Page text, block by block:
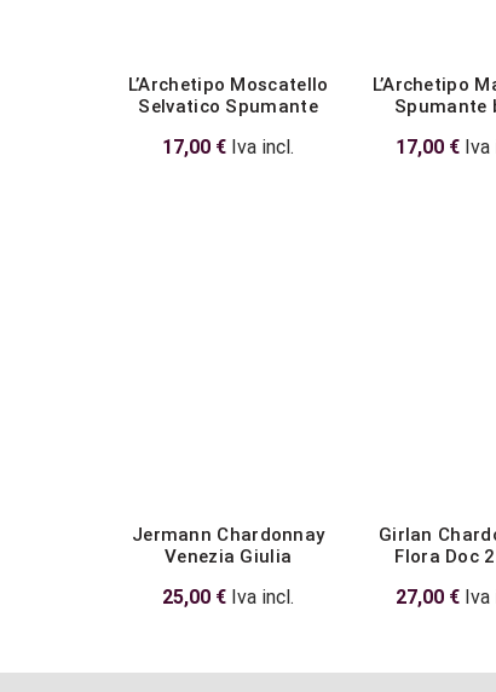
L’Archetipo Moscatello
Selvatico Spumante
17,00 € Iva incl.
L’Archetipo
Spumante
17,00 € Iva
Jermann Chardonnay
Venezia Giulia
25,00 € Iva incl.
Girlan
Flora Doc
27,00 € Iva